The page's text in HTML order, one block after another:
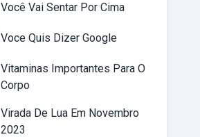
Você Vai Sentar Por Cima
Voce Quis Dizer Google
Vitaminas Importantes Para O
Corpo
Virada De Lua Em Novembro
2023